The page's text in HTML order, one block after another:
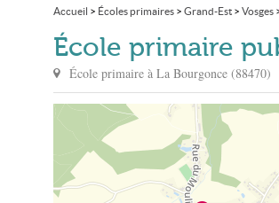
Accueil > Écoles primaires > Grand-Est > Vosges
École primaire
École primaire à La Bourgonce (88470)